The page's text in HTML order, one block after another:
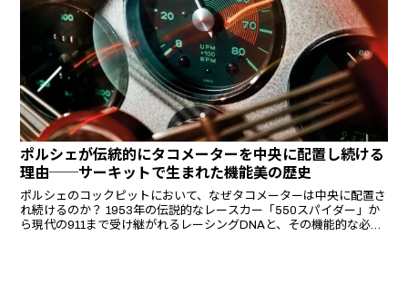
ポルシェが伝統的にタコメーターを中央に配置し続ける
理由──サーキットで生まれた機能美の歴史
ポルシェのコックピットにおいて、なぜタコメーターは中央に配置さ
れ続けるのか？ 1953年の伝説的なレースカー「550スパイダー」か
ら現代の911まで受け継がれるレーシングDNAと、その機能的な必然